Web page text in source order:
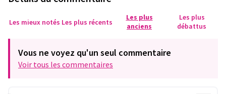
Les mieux notés Les plus récents
Les plus
anciens
Les plus
débattus
Vous ne voyez qu'un seul commentaire
Voir tous les commentaires